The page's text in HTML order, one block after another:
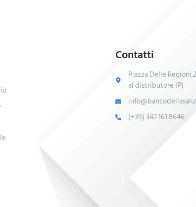
Contatti
Piazza Delle
al distributore IP)
(+39) 342 161 8646